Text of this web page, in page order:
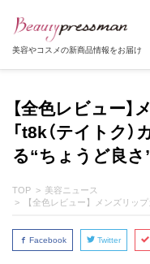
美容やコスメの新商品情報をお届け
【全色レビュー
「t8k（テイトク
る“ちょうど良さ
TOP
美容ニュース
【全色レビュー】メンズリップカラー
Facebook Twitter